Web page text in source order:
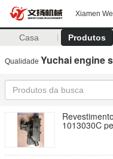
Xiamen
Casa Produtos
Qualidade Yuchai engine
1013030C